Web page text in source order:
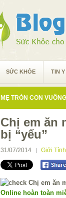
SỨC KHỎE TIN
MẸ TRÒN CON VUÔNG
Chị em ăn
bị “yếu”
31/07/2014 Giới Tính
Online hoàn toàn